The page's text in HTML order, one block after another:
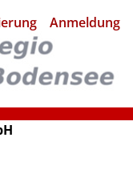
Anmeldung